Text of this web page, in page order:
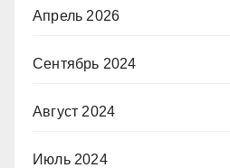
Апрель 2026
Сентябрь 2024
Август 2024
Июль 2024